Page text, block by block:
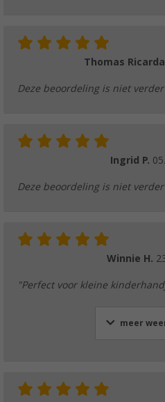
Thomas Ricarda
Deze beoordeling is niet
Ingrid P.
Deze beoordeling is niet
Winnie H.
"Perfect voor kleine
meer